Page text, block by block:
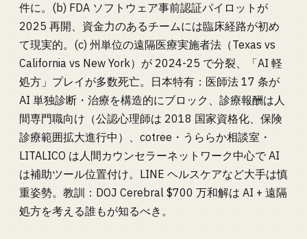
件に。(b) FDA ソフトウェア事前認証パイロットが
2025 再開、資金力のあるチームには臨床経路が初め
て現実的。(c) 州単位の遠隔医療実施者法（Texas vs
California vs New York）が 2024-25 で分裂、「AI 軽
処方」プレイが多数死亡。日本特有：医師法 17 条が
AI 単独診断・治療を構造的にブロック、診療報酬は人
間専門職向け（公認心理師は 2018 国家資格化、保険
診療範囲拡大進行中）、cotree・うららか相談室・
LITALICO は人間カウンセラーネットワーク中心で AI
は補助ツール位置付け。LINE ヘルスケアなど大手は慎
重姿勢。教訓：DOJ Cerebral $700 万和解は AI + 遠隔
処方を考える誰もが知るべき。